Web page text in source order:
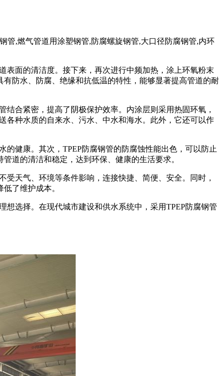
管,燃气管道用涂塑钢管,防腐螺旋钢管,大口径防腐钢管,内环
表面的清洁度。接下来，再次进行中频加热，涂上环氧粉末
防水、防腐、绝缘和抗低温的特性，能够显著提高管道的耐
合紧密，提高了阴极保护效率。内涂层则采用热固环氧，
各种水质的自来水、污水、中水和海水。此外，它还可以作
健康。其次，TPEP防腐钢管的防腐蚀性能出色，可以防止
道的清洁和稳定，达到环保、健康的生活要求。
天气、环境等条件影响，连接快捷、简便、安全。同时，
了维护成本。
选择。在现代城市建设和供水系统中，采用TPEP防腐钢管